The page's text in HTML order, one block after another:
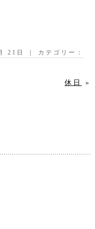
21日 ｜ カテゴリー：
休日 »